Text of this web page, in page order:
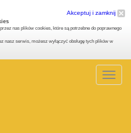
Akceptuj i zamknij
nas plików cookies, które są potrzebne do poprawnego
nasz serwis, możesz wyłączyć obsługę tych plików w